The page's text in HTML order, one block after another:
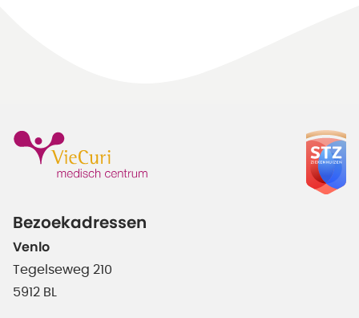
Bezoekadressen
Venlo
Tegelseweg 210
5912 BL